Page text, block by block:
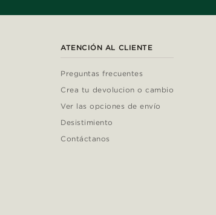
ATENCIÓN AL CLIENTE
Preguntas frecuentes
Crea tu devolucion o cambio
Ver las opciones de envío
Desistimiento
Contáctanos